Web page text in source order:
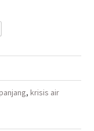
, krisis air